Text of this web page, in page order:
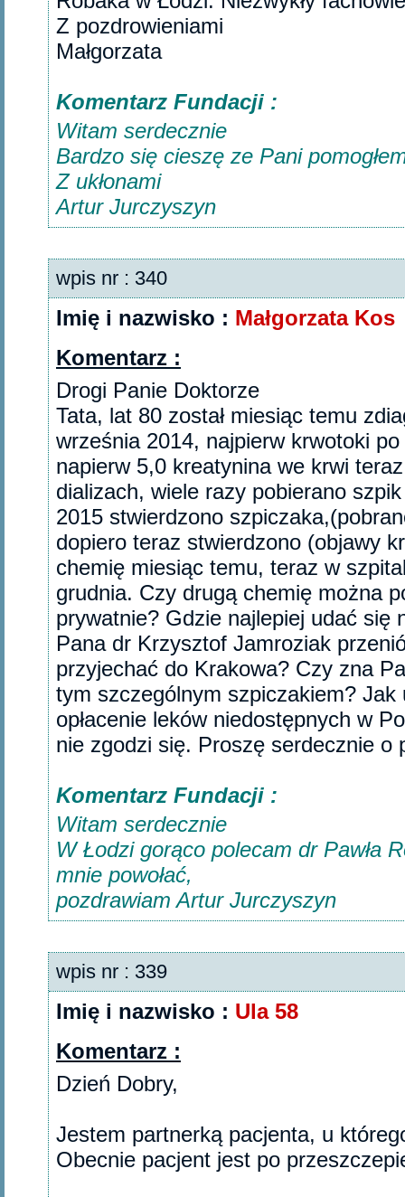
Z pozdrowieniami
Małgorzata‎
Komentarz Fundacji :
Witam serdecznie
Bardzo się cieszę ze Pani
Z ukłonami
Artur Jurczyszyn
wpis nr : 340
Imię i nazwisko : Małgorzata Kos
Komentarz :
Drogi Panie Doktorze
Tata, lat 80 został miesiąc temu
września 2014, najpierw krwotoki
napierw 5,0 kreatynina we krwi
dializach, wiele razy pobierano
2015 stwierdzono
dopiero teraz stwierdzono (objawy
chemię miesiąc temu, teraz w
grudnia. Czy drugą chemię można
prywatnie? Gdzie najlepiej udać się
Pana dr Krzysztof Jamroziak
przyjechać do Krakowa? Czy zna
tym szczególnym szpiczakiem?
opłacenie leków niedostępnych w
nie zgodzi się. Proszę serdecznie o
Komentarz Fundacji :
Witam serdecznie
W Łodzi gorąco polecam dr Pawła
mnie powołać,
pozdrawiam Artur Jurczyszyn
wpis nr : 339
Imię i nazwisko : Ula 58
Komentarz :
Dzień Dobry,
Jestem partnerką pacjenta, u
Obecnie pacjent jest po